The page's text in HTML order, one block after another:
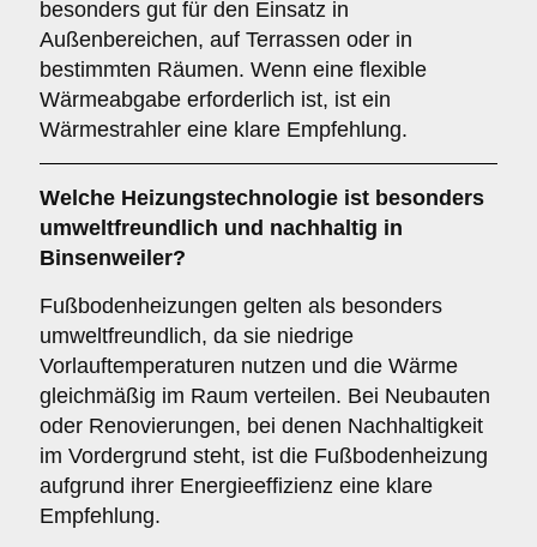
besonders gut für den Einsatz in
Außenbereichen, auf Terrassen oder in
bestimmten Räumen. Wenn eine flexible
Wärmeabgabe erforderlich ist, ist ein
Wärmestrahler eine klare Empfehlung.
Welche Heizungstechnologie ist besonders
umweltfreundlich und nachhaltig in
Binsenweiler?
Fußbodenheizungen gelten als besonders
umweltfreundlich, da sie niedrige
Vorlauftemperaturen nutzen und die Wärme
gleichmäßig im Raum verteilen. Bei Neubauten
oder Renovierungen, bei denen Nachhaltigkeit
im Vordergrund steht, ist die Fußbodenheizung
aufgrund ihrer Energieeffizienz eine klare
Empfehlung.